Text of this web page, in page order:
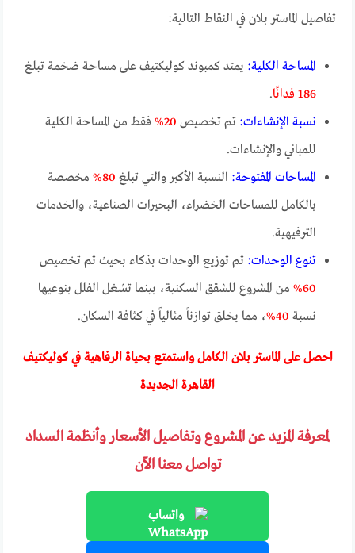
تفاصيل الماستر بلان في النقاط التالية:
المساحة الكلية: يمتد كمبوند كوليكتيف على مساحة ضخمة تبلغ
186 فدانًا
.
نسبة الإنشاءات: تم تخصيص 20%
فقط من المساحة الكلية
للمباني والإنشاءات.
المساحات المفتوحة: النسبة الأكبر والتي تبلغ 80%
مخصصة
بالكامل للمساحات الخضراء، البحيرات الصناعية، والخدمات
الترفيهية.
تنوع الوحدات: تم توزيع الوحدات بذكاء بحيث تم تخصيص
60%
من المشروع للشقق السكنية، بينما تشغل الفلل بنوعيها
نسبة 40% ، مما يخلق توازناً مثالياً في كثافة السكان.
احصل على الماستر بلان الكامل واستمتع بحياة الرفاهية في كوليكتيف
القاهرة الجديدة
لمعرفة المزيد عن المشروع وتفاصيل الأسعار وأنظمة السداد
تواصل معنا الآن
واتساب